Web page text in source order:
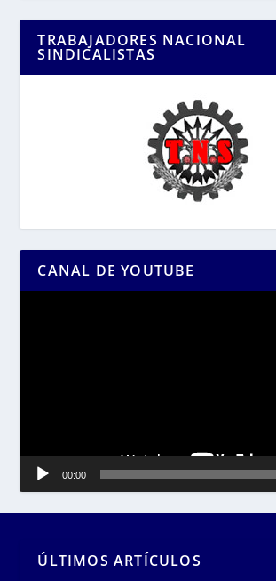
TRABAJADORES NACIONAL
SINDICALISTAS
CANAL DE YOUTUBE
00:00
ÚLTIMOS ARTÍCULOS